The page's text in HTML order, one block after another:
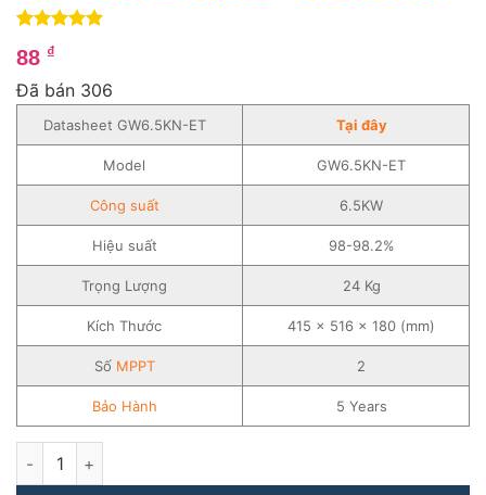
trên 5
dựa trên
88 ₫
Đã bán 306
Datasheet GW6.5KN-ET Tại đây
Model GW6.5KN-ET
Công suất 6.5KW
Hiệu suất 98-98.2%
Trọng Lượng 24 Kg
Kích Thước 415 × 516 × 180 (mm)
Số MPPT 2
Bảo Hành 5 Years
Inverter Hybrid Goodwe 6.5KW – 3 pha – Biến Tần Hybrid –